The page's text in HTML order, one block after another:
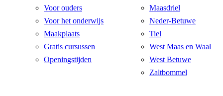
Voor ouders
Voor het onderwijs
Maakplaats
Gratis cursussen
Openingstijden
Maasdriel
Neder-Betuwe
Tiel
West Maas en Waal
West Betuwe
Zaltbommel